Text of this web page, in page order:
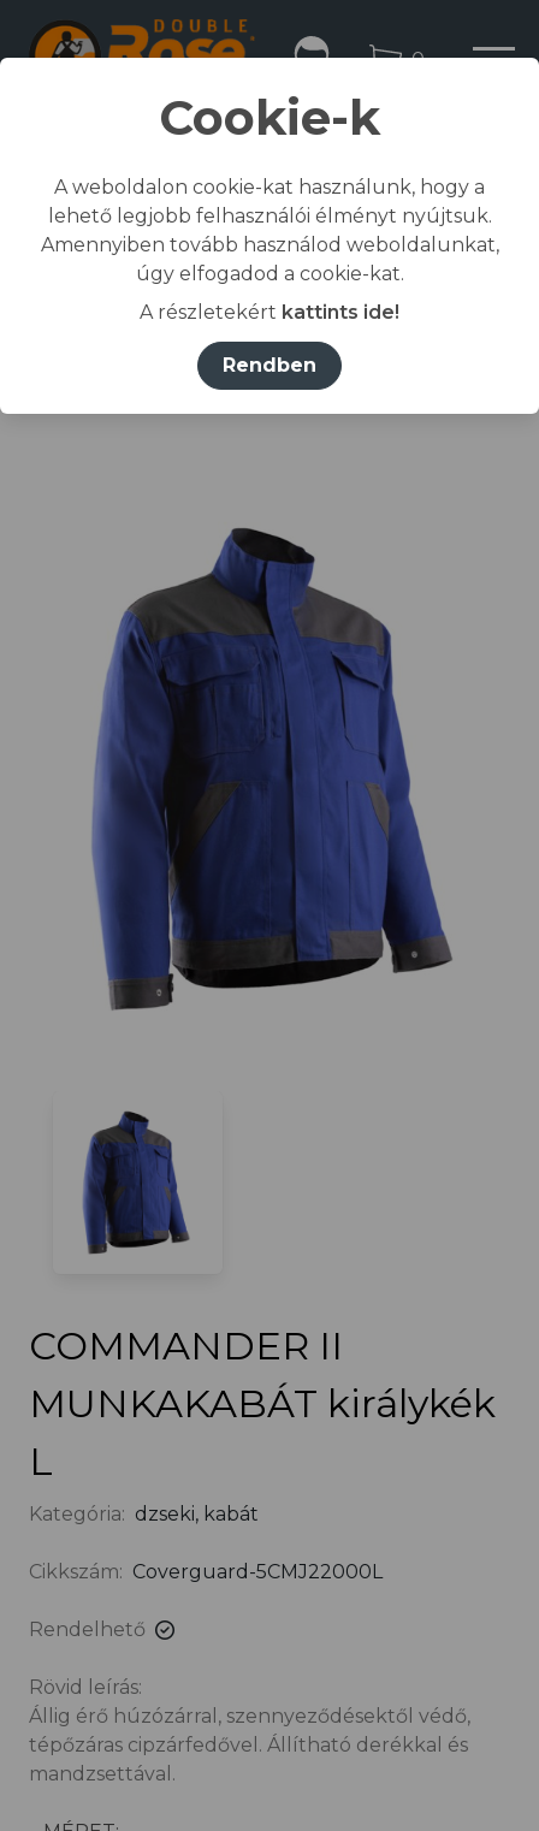
0
Kezdőlap
Összes termék
Munkaruházat
dzseki, kabát
COMMANDER II MUNKAKABÁT királykék L
COMMANDER II
MUNKAKABÁT királykék
L
Kategória: dzseki, kabát
Cikkszám: Coverguard-5CMJ22000L
Rendelhető
Rövid leírás:
Állig érő húzózárral, szennyeződésektől védő,
tépőzáras cipzárfedővel. Állítható derékkal és
mandzsettával.
Cookie-k
A weboldalon cookie-kat használunk, hogy a
lehető legjobb felhasználói élményt nyújtsuk.
Amennyiben tovább használod weboldalunkat,
úgy elfogadod a cookie-kat.
A részletekért kattints ide!
Rendben